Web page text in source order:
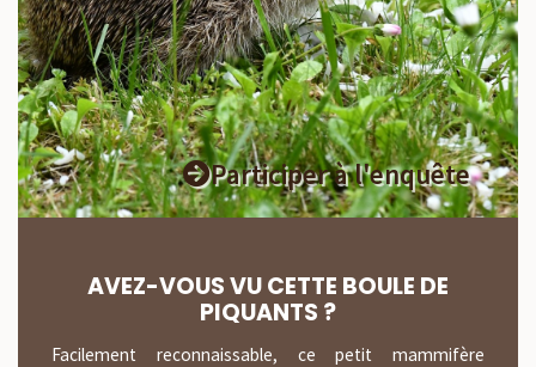
Participer à l'enquête
AVEZ-VOUS VU CETTE BOULE DE
PIQUANTS ?
Facilement reconnaissable, ce petit mammifère